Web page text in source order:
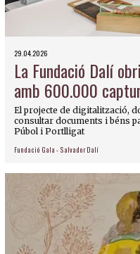
29.04.2026
La Fundació Dalí
amb 600.000
El projecte de digitalització,
consultar documents i béns
Púbol i Portlligat
Fundació Gala - Salvador Dalí